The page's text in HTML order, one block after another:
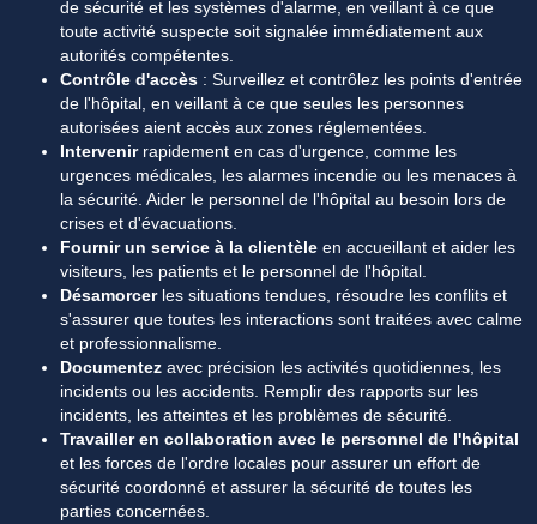
de sécurité et les systèmes d'alarme, en veillant à ce que
toute activité suspecte soit signalée immédiatement aux
autorités compétentes.
Contrôle d'accès : Surveillez et contrôlez les points d'entrée
de l'hôpital, en veillant à ce que seules les personnes
autorisées aient accès aux zones réglementées.
Intervenir rapidement en cas d'urgence, comme les
urgences médicales, les alarmes incendie ou les menaces à
la sécurité. Aider le personnel de l'hôpital au besoin lors de
crises et d'évacuations.
Fournir un service à la clientèle en accueillant et aider les
visiteurs, les patients et le personnel de l'hôpital.
Désamorcer les situations tendues, résoudre les conflits et
s'assurer que toutes les interactions sont traitées avec calme
et professionnalisme.
Documentez avec précision les activités quotidiennes, les
incidents ou les accidents. Remplir des rapports sur les
incidents, les atteintes et les problèmes de sécurité.
Travailler en collaboration avec le personnel de l'hôpital
et les forces de l'ordre locales pour assurer un effort de
sécurité coordonné et assurer la sécurité de toutes les
parties concernées.